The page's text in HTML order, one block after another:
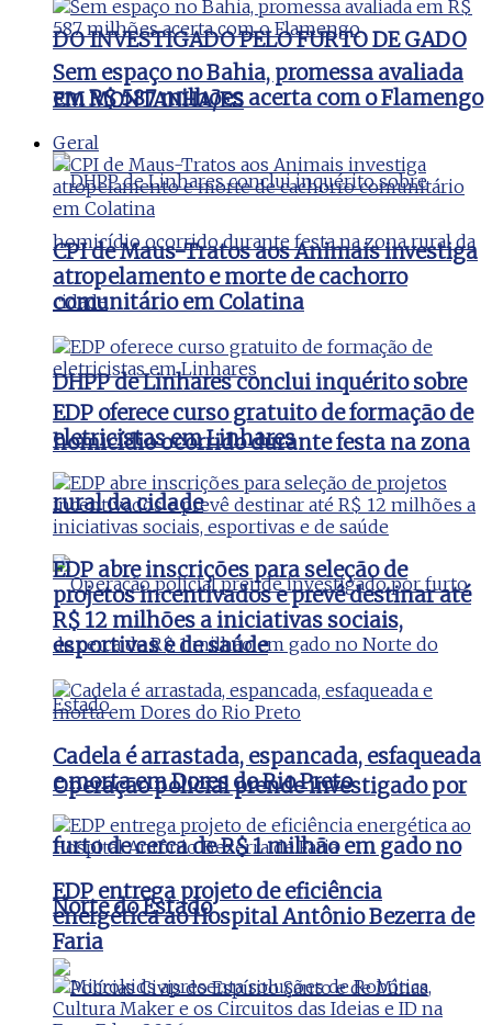
DO INVESTIGADO PELO FURTO DE GADO
EM MONTANHA/ES
DHPP de Linhares conclui inquérito sobre
homicídio ocorrido durante festa na zona
rural da cidade
Operação policial prende investigado por
furto de cerca de R$ 1 milhão em gado no
Norte do Estado
Sem espaço no Bahia, promessa avaliada
em R$ 587 milhões acerta com o Flamengo
Geral
CPI de Maus-Tratos aos Animais investiga
atropelamento e morte de cachorro
comunitário em Colatina
EDP oferece curso gratuito de formação de
eletricistas em Linhares
EDP abre inscrições para seleção de
projetos incentivados e prevê destinar até
R$ 12 milhões a iniciativas sociais,
esportivas e de saúde
Cadela é arrastada, espancada, esfaqueada
e morta em Dores do Rio Preto
EDP entrega projeto de eficiência
energética ao Hospital Antônio Bezerra de
Faria